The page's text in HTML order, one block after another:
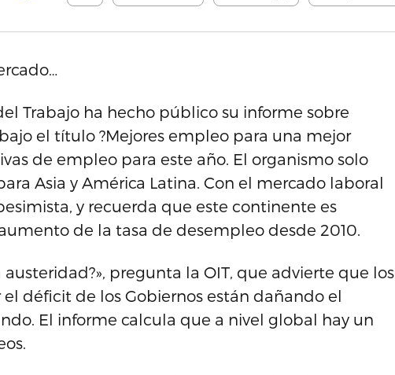
Trabajo ha hecho público su informe sobre
el título ?Mejores empleo para una mejor
de empleo para este año. El organismo solo
Asia y América Latina. Con el mercado laboral
y recuerda que este continente es
de la tasa de desempleo desde 2010.
pregunta la OIT, que advierte que los
déficit de los Gobiernos están dañando el
El informe calcula que a nivel global hay un